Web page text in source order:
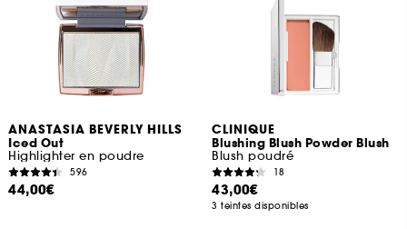
ANASTASIA BEVERLY HILLS
Iced Out
Highlighter en poudre
596
44,00€
CLINIQUE
Blushing Blush Powder Blush
Blush poudré
18
43,00€
3 teintes disponibles